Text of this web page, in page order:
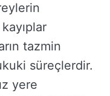
tazmin
süreçlerdir.
yere